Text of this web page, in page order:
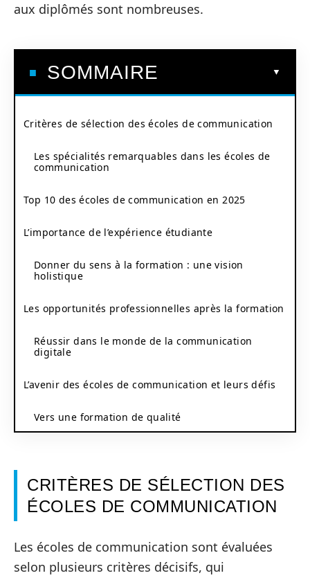
aux diplômés sont nombreuses.
SOMMAIRE
Critères de sélection des écoles de communication
Les spécialités remarquables dans les écoles de
communication
Top 10 des écoles de communication en 2025
L’importance de l’expérience étudiante
Donner du sens à la formation : une vision
holistique
Les opportunités professionnelles après la formation
Réussir dans le monde de la communication
digitale
L’avenir des écoles de communication et leurs défis
Vers une formation de qualité
CRITÈRES DE SÉLECTION DES
ÉCOLES DE COMMUNICATION
Les écoles de communication sont évaluées
selon plusieurs critères décisifs, qui